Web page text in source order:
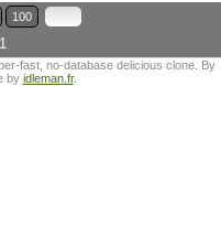
l'ai donc traduite, même si ce
fallacieux (et que ces 10
Pour une liste plus
100
fast, no-database delicious clone. By
by idleman.fr.